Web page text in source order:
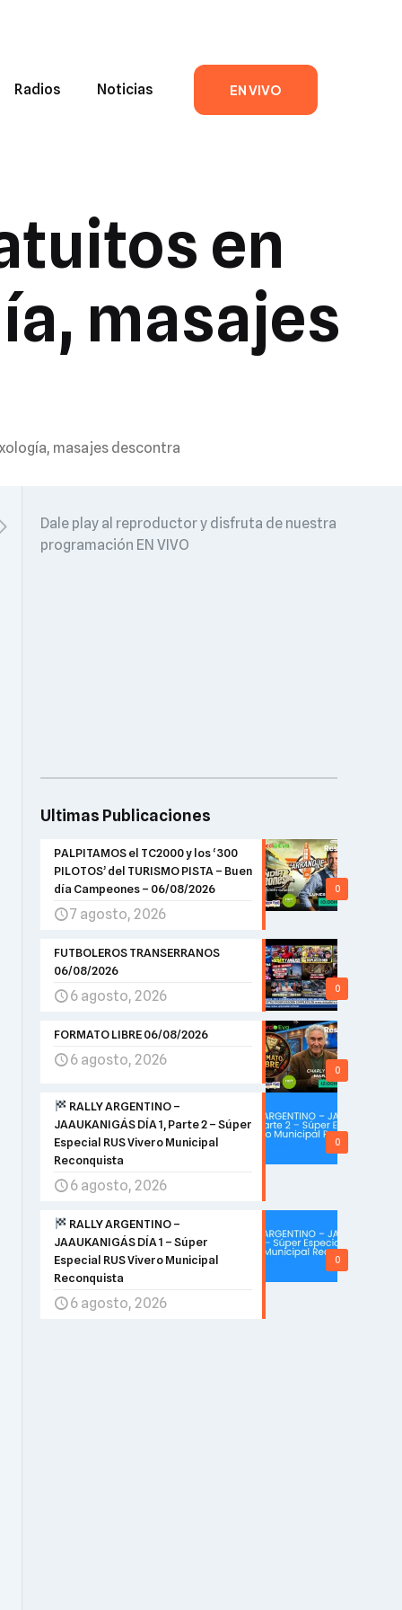
Radios Noticias EN VIVO
en
masajes
masajes descontra
Dale play al reproductor y disfruta de nuestra
programación EN VIVO
Ultimas Publicaciones
0
PALPITAMOS el TC2000 y los ‘300
PILOTOS’ del TURISMO PISTA – Buen
día Campeones – 06/08/2026
7 agosto, 2026
0
FUTBOLEROS TRANSERRANOS
06/08/2026
6 agosto, 2026
0
FORMATO LIBRE 06/08/2026
6 agosto, 2026
0
RALLY ARGENTINO –
JAAUKANIGÁS DÍA 1, Parte 2 – Súper
Especial RUS Vivero Municipal
Reconquista
6 agosto, 2026
0
RALLY ARGENTINO –
JAAUKANIGÁS DÍA 1 – Súper
Especial RUS Vivero Municipal
Reconquista
6 agosto, 2026